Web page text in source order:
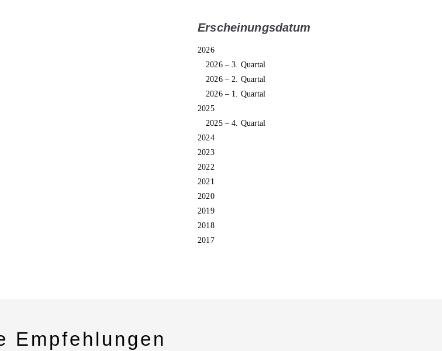
Erscheinungsdatum
2026
2026 – 3. Quartal
2026 – 2. Quartal
2026 – 1. Quartal
2025
2025 – 4. Quartal
2024
2023
2022
2021
2020
2019
2018
2017
Empfehlungen